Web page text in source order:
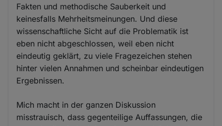
Fakten und methodische Sauberkeit und
keinesfalls Mehrheitsmeinungen. Und diese
wissenschaftliche Sicht auf die Problematik ist
eben nicht abgeschlossen, weil eben nicht
eindeutig geklärt, zu viele Fragezeichen stehen
hinter vielen Annahmen und scheinbar eindeutigen
Ergebnissen.
Mich macht in der ganzen Diskussion
misstrauisch, dass gegenteilige Auffassungen, die